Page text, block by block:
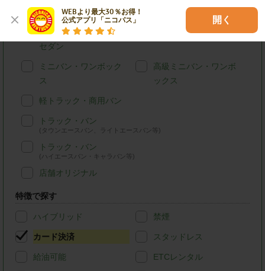
WEBより最大30％お得！
公式アプリ「ニコパス」
開く
軽自動車 コンパクトカー
ステーションワゴン・
セダン
ミニバン・ワンボック
ス
高級ミニバン・ワンボ
ックス
軽トラック・商用バン
トラック・バン
(タウンエースバン、ライトエースバン等)
トラック・バン
(ハイエースバン・キャラバン等)
店舗オリジナル
特徴で探す
ハイブリッド 禁煙
カード決済 スタッドレス
給油可能 ETCレンタル